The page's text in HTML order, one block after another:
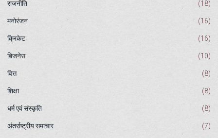
राजनीति (18)
मनोरंजन (16)
क्रिकेट (16)
बिजनेस (10)
वित्त (8)
शिक्षा (8)
धर्म एवं संस्कृति (8)
अंतर्राष्ट्रीय समाचार (7)